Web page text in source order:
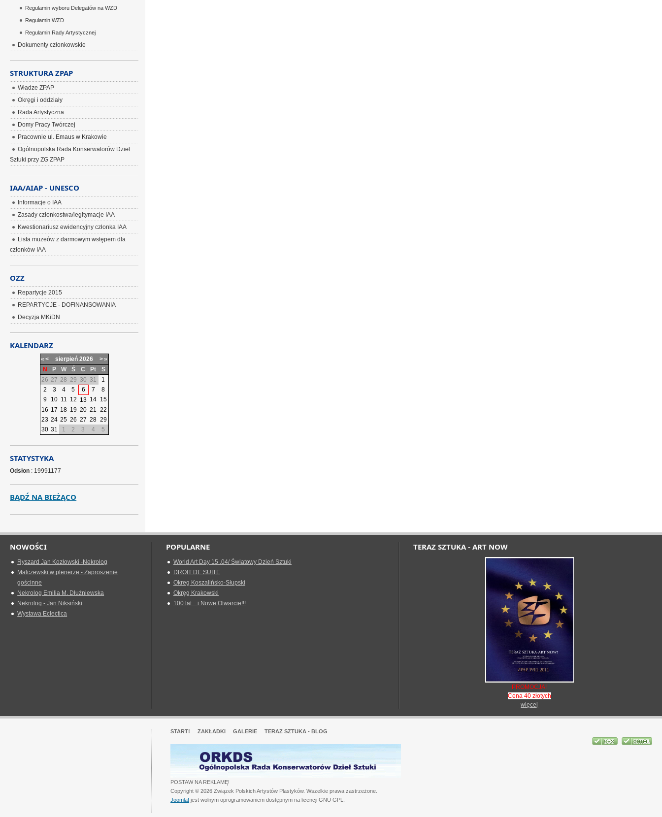
Regulamin wyboru Delegatów na WZD
Regulamin WZD
Regulamin Rady Artystycznej
Dokumenty członkowskie
STRUKTURA ZPAP
Władze ZPAP
Okręgi i oddziały
Rada Artystyczna
Domy Pracy Twórczej
Pracownie ul. Emaus w Krakowie
Ogólnopolska Rada Konserwatorów Dzieł
Sztuki przy ZG ZPAP
IAA/AIAP - UNESCO
Informacje o IAA
Zasady członkostwa/legitymacje IAA
Kwestionariusz ewidencyjny członka IAA
Lista muzeów z darmowym wstępem dla
członków IAA
OZZ
Repartycje 2015
REPARTYCJE - DOFINANSOWANIA
Decyzja MKiDN
KALENDARZ
« < sierpień 2026 >»
N
P W Ś C Pt
S
26 27 28 29 30 31
1
2
3 4 5 6 7
8
9
10 11 12 13 14 15
16 17 18 19 20 21 22
23 24 25 26 27 28 29
30 31 1 2 3 4 5
STATYSTYKA
Odsłon : 19991177
BĄDŹ NA BIEŻĄCO
NOWOŚCI
Ryszard Jan Kozłowski -Nekrolog
Malczewski w plenerze - Zaproszenie
gościnne
Nekrolog Emilia M. Dłużniewska
Nekrolog - Jan Niksiński
Wystawa Eclectica
POPULARNE
World Art Day 15 .04/ Światowy Dzień Sztuki
DROIT DE SUITE
Okreg Koszalińsko-Słupski
Okręg Krakowski
100 lat... i Nowe Otwarcie!!!
TERAZ SZTUKA - ART NOW
PROMOCJA!
Cena 40 złotych
więcej
START! ZAKŁADKI GALERIE TERAZ SZTUKA - BLOG
POSTAW NA REKLAMĘ!
Copyright © 2026 Związek Polskich Artystów Plastyków. Wszelkie prawa zastrzeżone.
Joomla! jest wolnym oprogramowaniem dostępnym na licencji GNU GPL.